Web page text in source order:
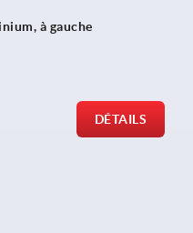
à gauche
DÉTAILS